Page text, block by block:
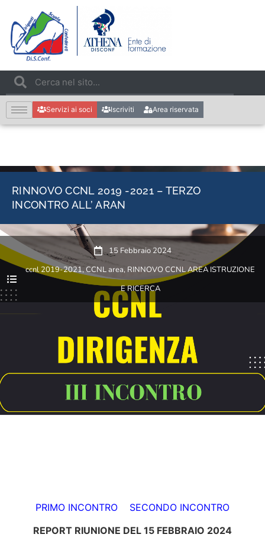
Servizi ai soci Iscriviti Area riservata
RINNOVO CCNL 2019 -2021 – TERZO
INCONTRO ALL’ ARAN
15 Febbraio 2024
ccnl 2019-2021,CCNL area, RINNOVO CCNL AREA ISTRUZIONE
E RICERCA
PRIMO INCONTRO SECONDO INCONTRO
REPORT RIUNIONE DEL 15 FEBBRAIO 2024